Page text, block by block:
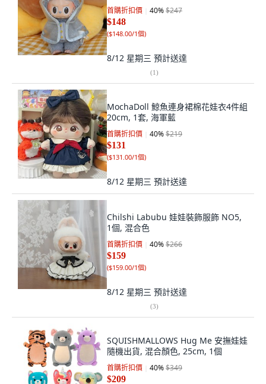
首購折扣價 40%$247
$148
($148.00/1個)
8/12 星期三 預計送達
(1)
MochaDoll 鯨魚連身裙棉花娃衣4件組
20cm, 1套, 海軍藍
首購折扣價 40%$219
$131
($131.00/1個)
8/12 星期三 預計送達
Chilshi Labubu 娃娃裝飾服飾 NO5,
1個, 混合色
首購折扣價 40%$266
$159
($159.00/1個)
8/12 星期三 預計送達
(3)
SQUISHMALLOWS Hug Me 安撫娃娃
隨機出貨, 混合顏色, 25cm, 1個
首購折扣價 40%$349
$209